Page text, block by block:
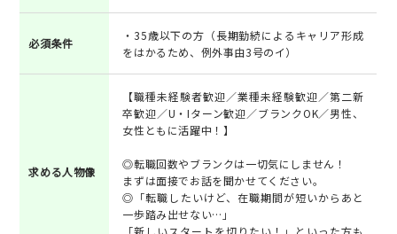
必須条件
・35歳以下の方（長期勤続によるキャリア形成
をはかるため、例外事由3号のイ）
求める人物像
【職種未経験者歓迎／業種未経験歓迎／第二新
卒歓迎／U・Iターン歓迎／ブランクOK／男性、
女性ともに活躍中！】
◎転職回数やブランクは一切気にしません！
まずは面接でお話を聞かせてください。
◎「転職したいけど、在職期間が短いからあと
一歩踏み出せない…」